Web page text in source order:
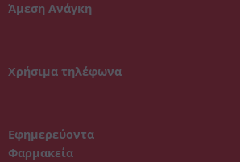
Άμεση Ανάγκη
Χρήσιμα τηλέφωνα
Εφημερεύοντα
Φαρμακεία